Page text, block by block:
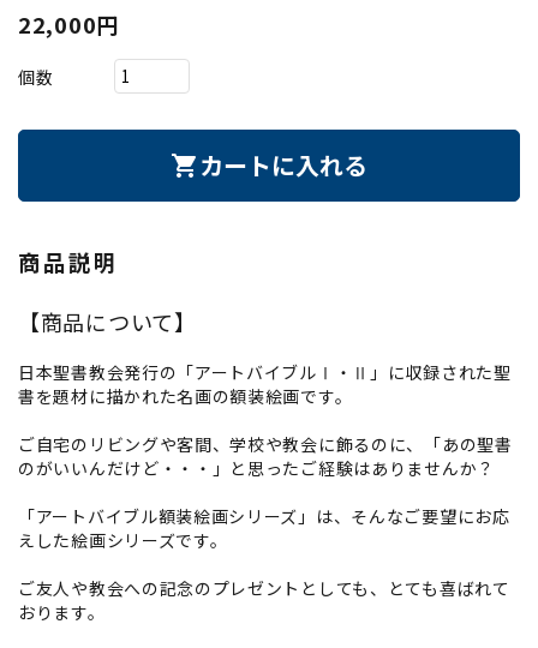
22,000円
個数
shopping_cart カートに入れる
商品説明
【商品について】
日本聖書教会発行の「アートバイブルⅠ・Ⅱ」に収録された聖
書を題材に描かれた名画の額装絵画です。
ご自宅のリビングや客間、学校や教会に飾るのに、「あの聖書
のがいいんだけど・・・」と思ったご経験はありませんか？
「アートバイブル額装絵画シリーズ」は、そんなご要望にお応
えした絵画シリーズです。
ご友人や教会への記念のプレゼントとしても、とても喜ばれて
おります。